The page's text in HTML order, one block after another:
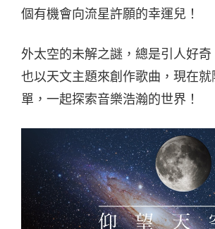
個有機會向流星許願的幸運兒！
外太空的未解之謎，總是引人好
也以天文主題來創作歌曲，現在
單，一起探索音樂浩瀚的世界！